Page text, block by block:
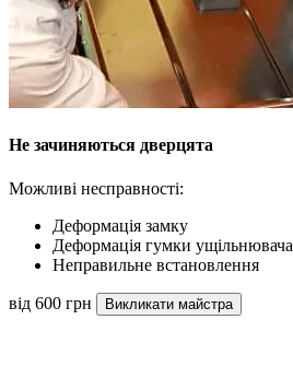
Не зачиняються дверцята
Можливі несправності:
Деформація замку
Деформація гумки ущільнювача
Неправильне встановлення
від 600 грн Викликати майстра